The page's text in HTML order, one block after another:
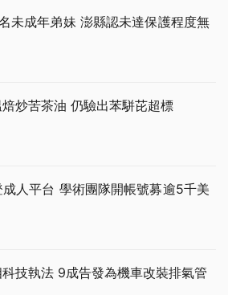
未成年弟妹 澎縣認未達保護程度無
炒苦茶油 仍驗出苯駢芘超標
人平台 學術團隊開帳號募逾5千美
技執法 9成告發為機車改裝排氣管